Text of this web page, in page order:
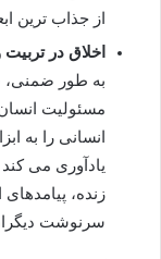
از جذاب ترین
اخلاق در
به طور ضمنی،
مسئولیت
انسانی را به
یادآوری می
زنده،
سرنوشت